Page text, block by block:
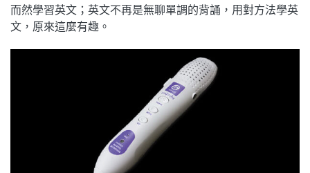
而然學習英文；英文不再是無聊單調的背誦，用對方法學英
文，原來這麼有趣。